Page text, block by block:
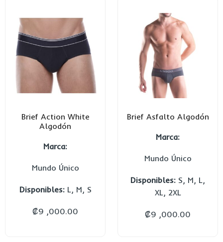
Brief Action White
Algodón
Marca:
Mundo Único
Disponibles:L, M, S
₡9 ,000.00
Brief Asfalto Algodón
Marca:
Mundo Único
Disponibles: S, M, L,
XL, 2XL
₡9 ,000.00